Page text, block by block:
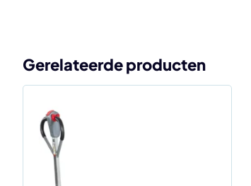
Gerelateerde producten